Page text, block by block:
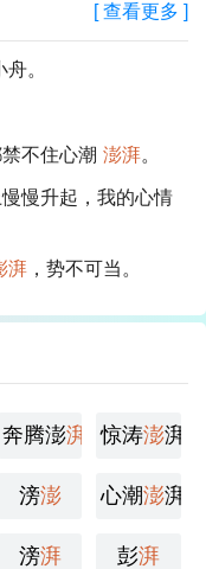
[ 查看更多 ]
。
不住心潮 澎湃。
慢升起，我的心情
湃 ，势不可当。
奔腾澎湃 惊涛澎湃
滂澎 心潮澎湃
滂湃 彭湃